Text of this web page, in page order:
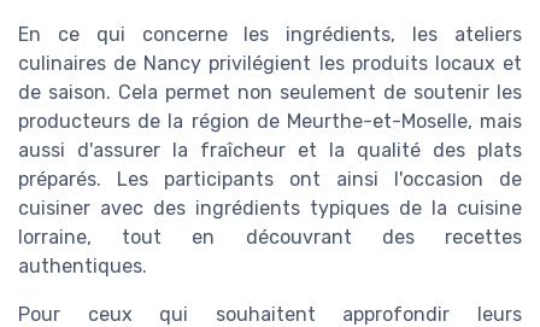
En ce qui concerne les ingrédients, les ateliers
culinaires de Nancy privilégient les produits locaux et
de saison. Cela permet non seulement de soutenir les
producteurs de la région de Meurthe-et-Moselle, mais
aussi d'assurer la fraîcheur et la qualité des plats
préparés. Les participants ont ainsi l'occasion de
cuisiner avec des ingrédients typiques de la cuisine
lorraine, tout en découvrant des recettes
authentiques.
Pour ceux qui souhaitent approfondir leurs